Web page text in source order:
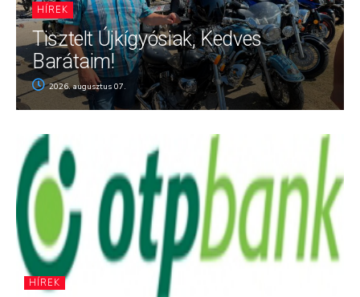
HÍREK
Tisztelt Újkígyósiak, Kedves
Barátaim!
2026. augusztus 07.
HÍREK